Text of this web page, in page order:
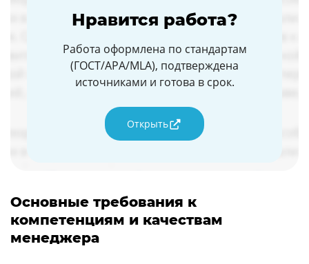
Нравится работа?
Работа оформлена по стандартам
(ГОСТ/APA/MLA), подтверждена
источниками и готова в срок.
Открыть
Основные требования к
компетенциям и качествам
менеджера